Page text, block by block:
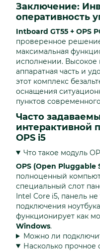
Заключение:
оперативность
Intboard GT55 + OPS
проверенное
максимальная
исполнении. Высокое
аппаратная часть и
этот комплекс
оснащения
пунктов
Часто
интерактивной
OPS i5
Что такое модуль
OPS (Open Pluggable
полноценный
специальный слот
Intel Core i5, панель
подключения
функционирует как
Windows.
Можно ли
Насколько прочное